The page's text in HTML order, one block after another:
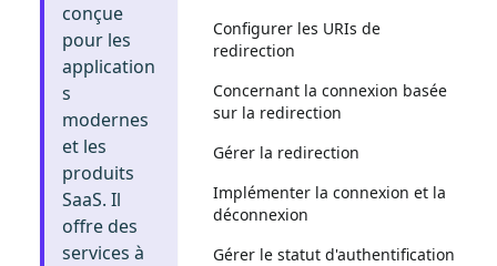
conçue
pour les
application
s
modernes
et les
produits
SaaS. Il
offre des
services à
Configurer les URIs de
redirection
Concernant la connexion basée
sur la redirection
Gérer la redirection
Implémenter la connexion et la
déconnexion
Gérer le statut d'authentification